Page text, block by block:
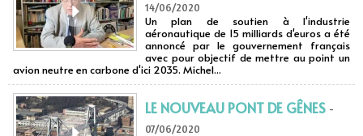
14/06/2020
Un plan de soutien à l'industrie
aéronautique de 15 milliards d'euros a été
annoncé par le gouvernement français
avec pour objectif de mettre au point un
avion neutre en carbone d'ici 2035. Michel...
LE NOUVEAU PONT DE GÊNES -
07/06/2020